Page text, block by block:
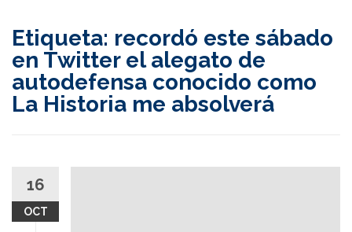
Etiqueta: recordó este sábado
en Twitter el alegato de
autodefensa conocido como
La Historia me absolverá
16
OCT